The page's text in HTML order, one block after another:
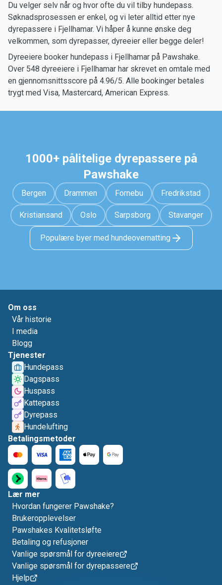
Du velger selv når og hvor ofte du vil tilby hundepass.
Søknadsprosessen er enkel, og vi leter alltid etter nye
dyrepassere i Fjellhamar. Vi håper å kunne ønske deg
velkommen, som dyrepasser, dyreeier eller begge deler!
Dyreeiere booker hundepass i Fjellhamar på Pawshake.
Over 548 dyreeiere i Fjellhamar har skrevet en omtale med
en gjennomsnittsscore på 4.96/5. Alle bookinger betales
trygt med Visa, Mastercard, American Express.
1000+ pålitelige dyrepassere på
Pawshake
Bergen Drammen Fornebu Fredrikstad
Kristiansand Oslo Sarpsborg Stavanger
Populære byer med hundeovernatting
Om oss
Vår historie
I media
Blogg
Tjenester
Hundepass
Dagspass
Huspass
Kattepass
Dyrepass
Hundelufting
Betalingsmetoder
Lær mer
Hvordan fungerer Pawshake?
Brukeropplevelser
Pawshakes Kvalitetsløfte
Betaling og refusjoner
Vanlige spørsmål for dyreeiere
Vanlige spørsmål for dyrepassere
Hjelp